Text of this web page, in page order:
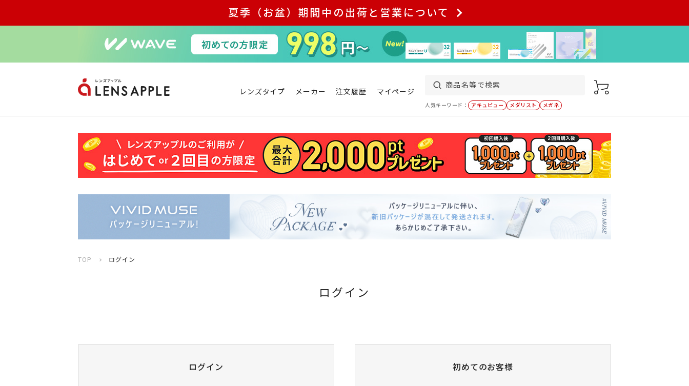
夏季（お盆）期間中の出荷と営業について
レンズタイプ メーカー 注文履歴 マイページ
人気キーワード： アキュビュー メダリスト メガネ
TOP ログイン
ログイン
ログイン 初めてのお客様